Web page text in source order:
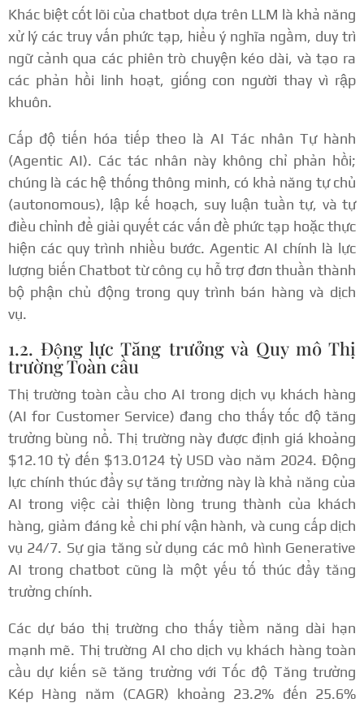
Khác biệt cốt lõi của chatbot dựa trên LLM là khả năng
xử lý các truy vấn phức tạp, hiểu ý nghĩa ngầm, duy trì
ngữ cảnh qua các phiên trò chuyện kéo dài, và tạo ra
các phản hồi linh hoạt, giống con người thay vì rập
khuôn.
Cấp độ tiến hóa tiếp theo là AI Tác nhân Tự hành
(Agentic AI). Các tác nhân này không chỉ phản hồi;
chúng là các hệ thống thông minh, có khả năng tự chủ
(autonomous), lập kế hoạch, suy luận tuần tự, và tự
điều chỉnh để giải quyết các vấn đề phức tạp hoặc thực
hiện các quy trình nhiều bước. Agentic AI chính là lực
lượng biến Chatbot từ công cụ hỗ trợ đơn thuần thành
bộ phận chủ động trong quy trình bán hàng và dịch
vụ.
1.2. Động lực Tăng trưởng và Quy mô Thị
trường Toàn cầu
Thị trường toàn cầu cho AI trong dịch vụ khách hàng
(AI for Customer Service) đang cho thấy tốc độ tăng
trưởng bùng nổ. Thị trường này được định giá khoảng
$12.10 tỷ đến $13.0124 tỷ USD vào năm 2024. Động
lực chính thúc đẩy sự tăng trưởng này là khả năng của
AI trong việc cải thiện lòng trung thành của khách
hàng, giảm đáng kể chi phí vận hành, và cung cấp dịch
vụ 24/7. Sự gia tăng sử dụng các mô hình Generative
AI trong chatbot cũng là một yếu tố thúc đẩy tăng
trưởng chính.
Các dự báo thị trường cho thấy tiềm năng dài hạn
mạnh mẽ. Thị trường AI cho dịch vụ khách hàng toàn
cầu dự kiến sẽ tăng trưởng với Tốc độ Tăng trưởng
Kép Hàng năm (CAGR) khoảng 23.2% đến 25.6%